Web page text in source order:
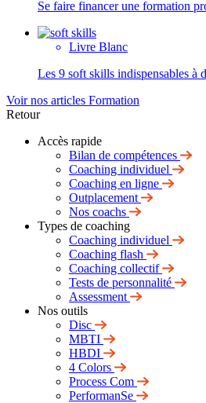
Se faire financer une formation
Livre Blanc
Les 9 soft skills indispensables à
Voir nos articles Formation
Retour
Accès rapide
Bilan de compétences
Coaching individuel
Coaching en ligne
Outplacement
Nos coachs
Types de coaching
Coaching individuel
Coaching flash
Coaching collectif
Tests de personnalité
Assessment
Nos outils
Disc
MBTI
HBDI
4 Colors
Process Com
PerformanSe